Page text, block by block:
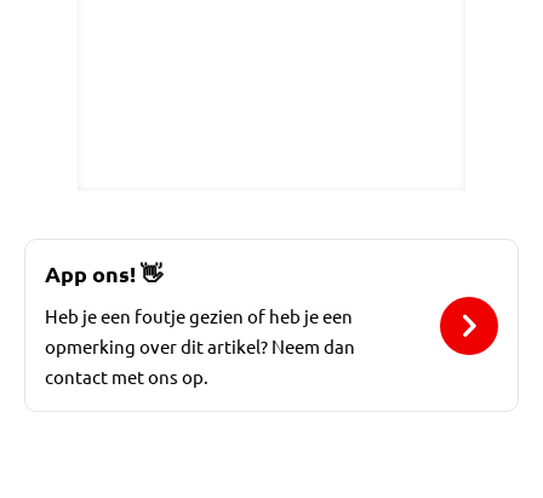
App ons!👋
Heb je een foutje gezien of heb je een
opmerking over dit artikel? Neem dan
contact met ons op.